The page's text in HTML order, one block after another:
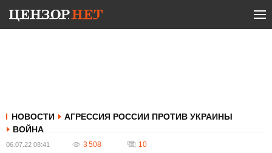
НОВОСТИ
АГРЕССИЯ РОССИИ ПРОТИВ УКРАИНЫ
ВОЙНА
06.07.22 08:41 3 508 10